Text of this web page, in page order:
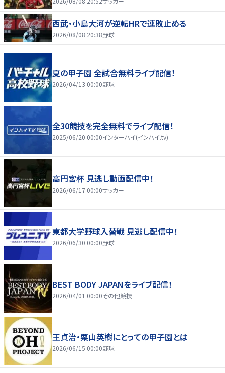
西武・小島大河が逆転HRで連敗止める
2026/08/08 20:38野球
夏の甲子園 全試合無料ライブ配信！
2026/04/13 00:00野球
全30競技を完全無料でライブ配信！
2025/06/20 00:00インターハイ(インハイ.tv)
高円宮杯 見逃し動画配信中！
2026/06/17 00:00サッカー
東都大学野球入替戦 見逃し配信中！
2026/06/30 00:00野球
BEST BODY JAPANをライブ配信！
2026/04/01 00:00その他競技
王貞治・栗山英樹にとっての甲子園とは
2026/06/15 00:00野球